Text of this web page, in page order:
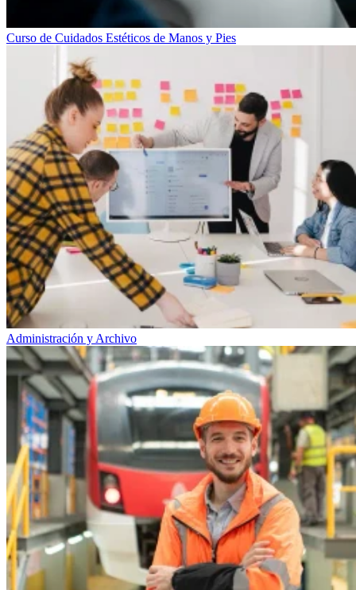
Curso de Cuidados Estéticos de Manos y Pies
Administración y Archivo